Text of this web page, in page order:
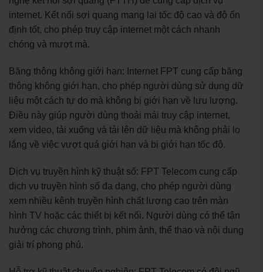
internet. Kết nối sợi quang mang lại tốc độ cao và độ ổn
định tốt, cho phép truy cập internet một cách nhanh
chóng và mượt mà.
Băng thông không giới hạn: Internet FPT cung cấp băng
thông không giới hạn, cho phép người dùng sử dụng dữ
liệu một cách tự do mà không bị giới hạn về lưu lượng.
Điều này giúp người dùng thoải mái truy cập internet,
xem video, tải xuống và tải lên dữ liệu mà không phải lo
lắng về việc vượt quá giới hạn và bị giới hạn tốc độ.
Dịch vụ truyền hình kỹ thuật số: FPT Telecom cung cấp
dịch vụ truyền hình số đa dạng, cho phép người dùng
xem nhiều kênh truyền hình chất lượng cao trên màn
hình TV hoặc các thiết bị kết nối. Người dùng có thể tận
hưởng các chương trình, phim ảnh, thể thao và nội dung
giải trí phong phú.